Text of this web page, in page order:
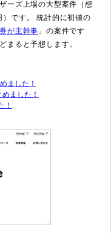
ーズ上場の大型案件（想
です。 統計的に初値の
が主幹事 」の案件です
まると予想します。
ました！
ました！
！